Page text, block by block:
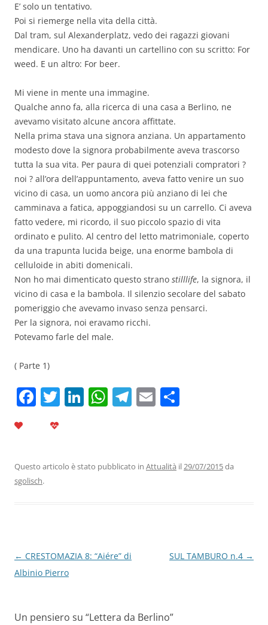
E’ solo un tentativo.
Poi si riemerge nella vita della città.
Dal tram, sul Alexanderplatz, vedo dei ragazzi giovani
mendicare. Uno ha davanti un cartellino con su scritto: For
weed. E un altro: For beer.
Mi viene in mente una immagine.
Qualche anno fa, alla ricerca di una casa a Berlino, ne
avevamo visitato alcune ancora affittate.
Nella prima stava una signora anziana. Un appartamento
modesto dove la signora probabilmente aveva trascorso
tutta la sua vita. Per paura di quei potenziali compratori ?
noi ? all’ora dell’appuntamento, aveva fatto venire un suo
vicino di casa, un uomo ancora più anziano di lei che
camminava a fatica, appoggiandosi su un carrello. Ci aveva
fatto vedere, mi ricordo, il suo piccolo spazio di vita
ordinato e pulito. Al centro del letto matrimoniale, coperto
da una trapunta lucida beige, una enorme bambola di
celluloide in abiti domenicali.
Non ho mai dimenticato questo strano stilllife, la signora, il
vicino di casa e la bambola. Il silenzio secolare del sabato
pomeriggio che avevamo invaso senza pensarci.
Per la signora, noi eravamo ricchi.
Potevamo farle del male.
( Parte 1)
F
b
o
T Li
dI
W
A
T
a
E
vi
Questo articolo è stato pubblicato in Attualità il29/07/2015da
sgolisch.
Navigazione
articolo
← CRESTOMAZIA 8: “Aiére” di
Albinio Pierro
SUL TAMBURO n.4 →
Un pensiero su “Lettera da Berlino”